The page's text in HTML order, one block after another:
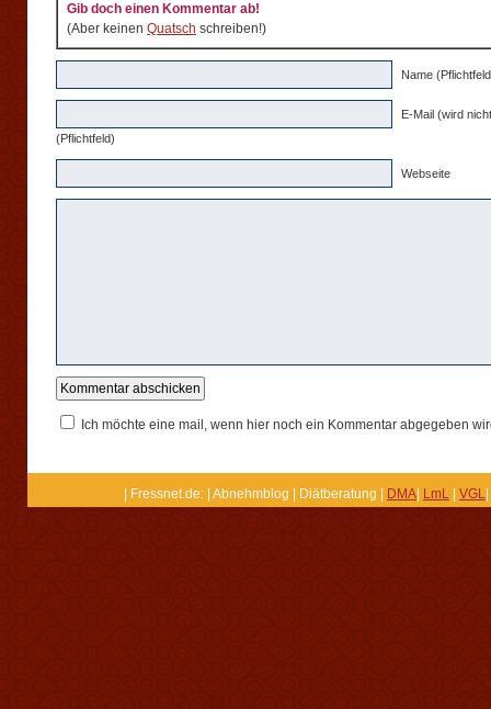
Gib doch einen Kommentar ab!
(Aber keinen Quatsch schreiben!)
Name
E-Mail (wird
(Pflichtfeld)
Webseite
Ich möchte eine mail, wenn hier noch ein Kommentar abgegeben
| Fressnet.de: | Abnehmblog | Diätberatung | DMA LmL VGL